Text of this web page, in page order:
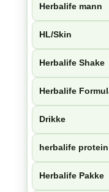
Herbalife mann
HL/Skin
Herbalife Shake
Herbalife
Drikke
herbalife protein
Herbalife Pakke